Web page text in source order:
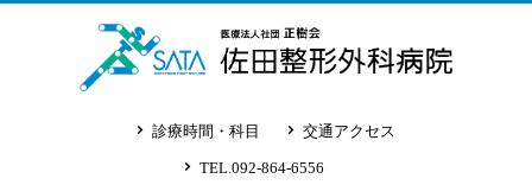
診療時間・科目 交通アクセス
TEL.092-864-6556